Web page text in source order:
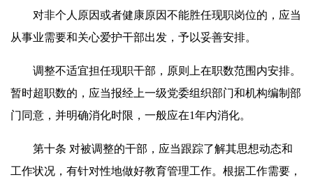
对非个人原因或者健康原因不能胜任现职岗位的，应当
从事业需要和关心爱护干部出发，予以妥善安排。
调整不适宜担任现职干部，原则上在职数范围内安排。
暂时超职数的，应当报经上一级党委组织部门和机构编制部
门同意，并明确消化时限，一般应在1年内消化。
第十条 对被调整的干部，应当跟踪了解其思想动态和
工作状况，有针对性地做好教育管理工作。根据工作需要，